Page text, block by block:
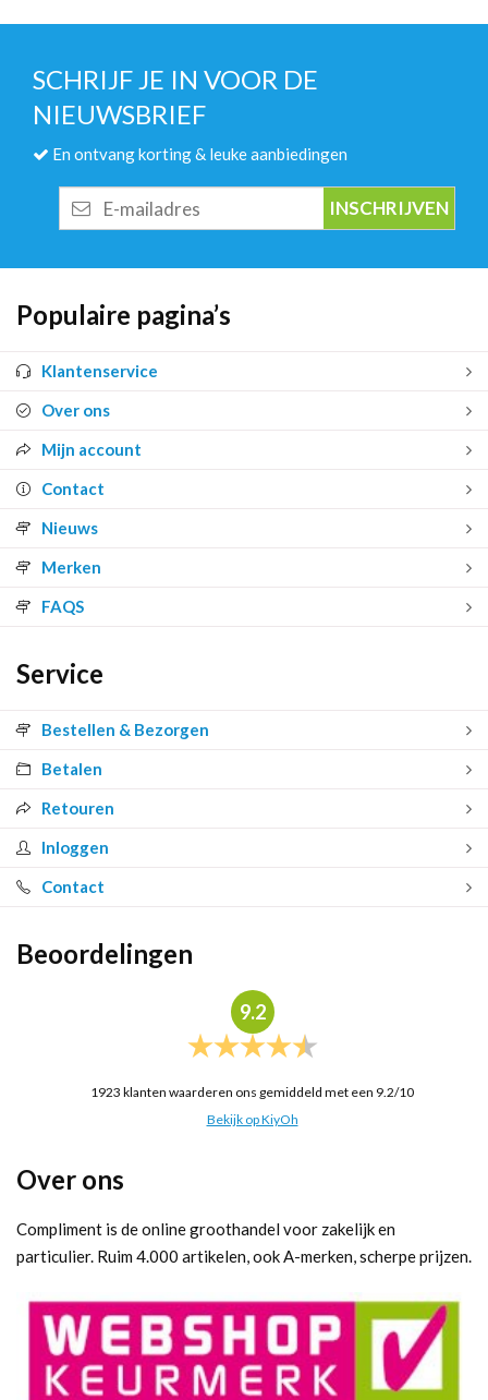
SCHRIJF JE IN VOOR DE
NIEUWSBRIEF
En ontvang korting & leuke aanbiedingen
mailadres
Populaire pagina’s
Klantenservice
Over ons
Mijn account
Contact
Nieuws
Merken
FAQS
Service
Bestellen & Bezorgen
Betalen
Retouren
Inloggen
Contact
Beoordelingen
9.2
1923 klanten waarderen ons gemiddeld met een 9.2/10
Bekijk op KiyOh
Over ons
Compliment is de online groothandel voor zakelijk en
particulier. Ruim 4.000 artikelen, ook A-merken, scherpe prijzen.